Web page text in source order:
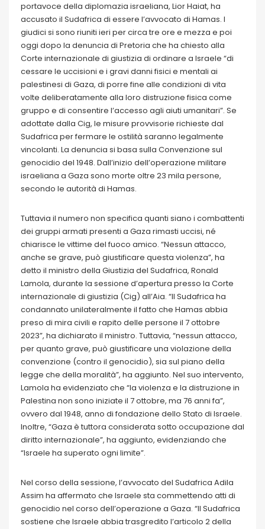
portavoce della diplomazia israeliana, Lior Haiat, ha
accusato il Sudafrica di essere l’avvocato di Hamas. I
giudici si sono riuniti ieri per circa tre ore e mezza e poi
oggi dopo la denuncia di Pretoria che ha chiesto alla
Corte internazionale di giustizia di ordinare a Israele “di
cessare le uccisioni e i gravi danni fisici e mentali ai
palestinesi di Gaza, di porre fine alle condizioni di vita
volte deliberatamente alla loro distruzione fisica come
gruppo e di consentire l’accesso agli aiuti umanitari”. Se
adottate dalla Cig, le misure provvisorie richieste dal
Sudafrica per fermare le ostilità saranno legalmente
vincolanti. La denuncia si basa sulla Convenzione sul
genocidio del 1948. Dall’inizio dell’operazione militare
israeliana a Gaza sono morte oltre 23 mila persone,
secondo le autorità di Hamas.
Tuttavia il numero non specifica quanti siano i combattenti
dei gruppi armati presenti a Gaza rimasti uccisi, né
chiarisce le vittime del fuoco amico. “Nessun attacco,
anche se grave, può giustificare questa violenza”, ha
detto il ministro della Giustizia del Sudafrica, Ronald
Lamola, durante la sessione d’apertura presso la Corte
internazionale di giustizia (Cig) all’Aia. “Il Sudafrica ha
condannato unilateralmente il fatto che Hamas abbia
preso di mira civili e rapito delle persone il 7 ottobre
2023”, ha dichiarato il ministro. Tuttavia, “nessun attacco,
per quanto grave, può giustificare una violazione della
convenzione (contro il genocidio), sia sul piano della
legge che della moralità”, ha aggiunto. Nel suo intervento,
Lamola ha evidenziato che “la violenza e la distruzione in
Palestina non sono iniziate il 7 ottobre, ma 76 anni fa”,
ovvero dal 1948, anno di fondazione dello Stato di Israele.
Inoltre, “Gaza è tuttora considerata sotto occupazione dal
diritto internazionale”, ha aggiunto, evidenziando che
“Israele ha superato ogni limite”.
Nel corso della sessione, l’avvocato del Sudafrica Adila
Assim ha affermato che Israele sta commettendo atti di
genocidio nel corso dell’operazione a Gaza. “Il Sudafrica
sostiene che Israele abbia trasgredito l’articolo 2 della